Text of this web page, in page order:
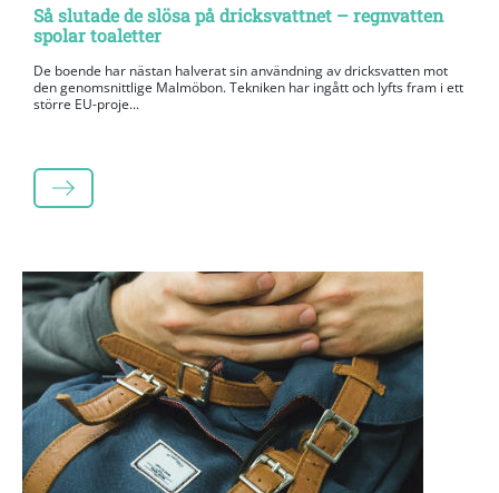
Så slutade de slösa på dricksvattnet – regnvatten
spolar toaletter
De boende har nästan halverat sin användning av dricksvatten mot
den genomsnittlige Malmöbon. Tekniken har ingått och lyfts fram i ett
större EU-proje...
LÄS MER